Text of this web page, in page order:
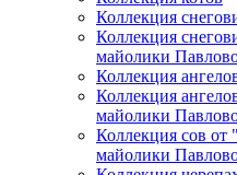
Коллекция
Коллекция
майолики
Коллекция
Коллекция
майолики
Коллекция сов от
майолики